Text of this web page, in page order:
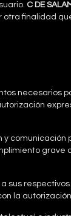
C DE
finalidad
necesarios
grave
la